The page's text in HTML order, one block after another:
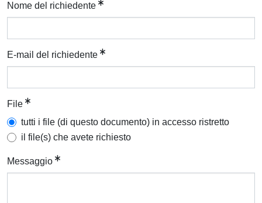
Nome del richiedente
E-mail del richiedente
File
tutti i file (di questo documento) in accesso ristretto
il file(s) che avete richiesto
Messaggio